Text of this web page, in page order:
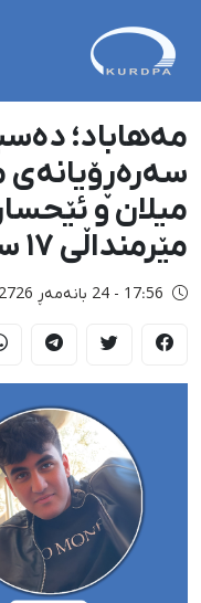
مەهاباد؛
سەرەڕۆیانەی
میلان و
مێرمنداڵی ١٧ ساڵان
17:56 - 24 بانەمەڕ 2726